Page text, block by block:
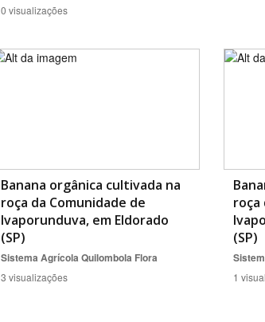
0 visualizações
Banana orgânica cultivada na
roça da Comunidade de
Ivaporunduva, em Eldorado
(SP)
Sistema Agrícola Quilombola Flora
3 visualizações
roça
(SP)
1